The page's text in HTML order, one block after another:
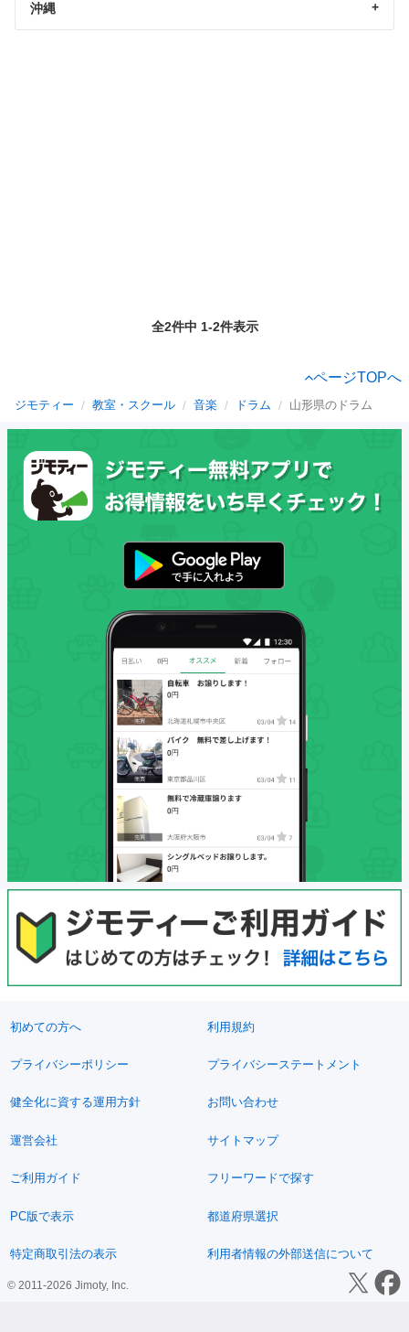
沖縄
全2件中 1-2件表示
ページTOPへ
ジモティー 教室・スクール 音楽 ドラム 山形県のドラム
初めての方へ 利用規約
プライバシーポリシー プライバシーステートメント
健全化に資する運用方針 お問い合わせ
運営会社 サイトマップ
ご利用ガイド フリーワードで探す
PC版で表示 都道府県選択
特定商取引法の表示 利用者情報の外部送信について
© 2011-2026 Jimoty, Inc.